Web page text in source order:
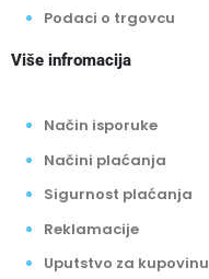
Podaci o trgovcu
Više infromacija
Način isporuke
Načini plaćanja
Sigurnost plaćanja
Reklamacije
Uputstvo za kupovinu